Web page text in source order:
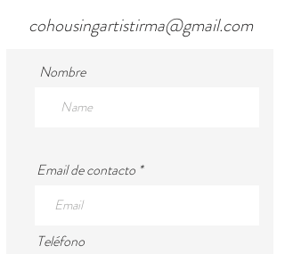
Nombre
Email de contacto
Teléfono
cohousingartistirma@gmail.com